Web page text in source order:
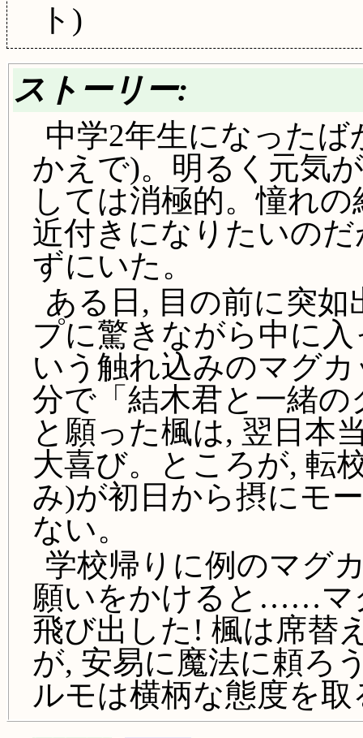
ト)
ストーリー:
中学2年生になった
かえで)。明るく元気
しては消極的。憧れ
近付きになりたいの
ずにいた。
ある日, 目の前に突
プに驚きながら中に
いう触れ込みのマグ
分で「結木君と一緒
と願った楓は, 翌日本
大喜び。ところが, 転
み)が初日から摂にモ
ない。
学校帰りに例のマグ
願いをかけると……マ
飛び出した! 楓は席替
が, 安易に魔法に頼ろ
ルモは横柄な態度を取